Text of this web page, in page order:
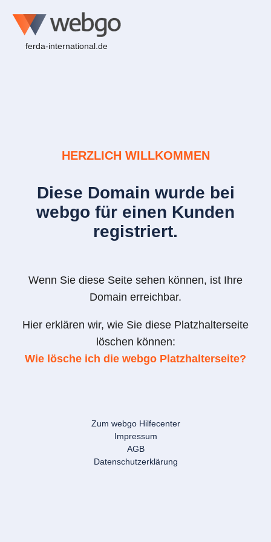
ferda-international.de
HERZLICH WILLKOMMEN
Diese Domain wurde bei
webgo für einen Kunden
registriert.
Wenn Sie diese Seite sehen können, ist Ihre
Domain erreichbar.
Hier erklären wir, wie Sie diese Platzhalterseite
löschen können:
Wie lösche ich die webgo Platzhalterseite?
Zum webgo Hilfecenter
Impressum
AGB
Datenschutzerklärung